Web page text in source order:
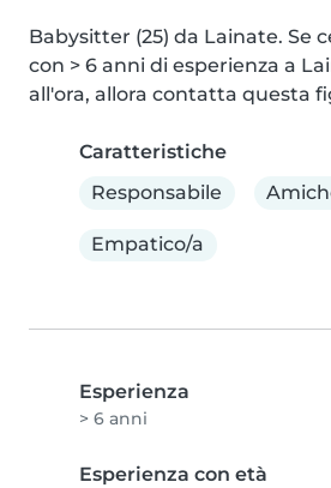
Babysitter (25) da Lainate. Se
con > 6 anni di esperienza a
all'ora, allora contatta questa
Caratteristiche
Responsabile
Empatico/a
Esperienza
> 6 anni
Esperienza con età